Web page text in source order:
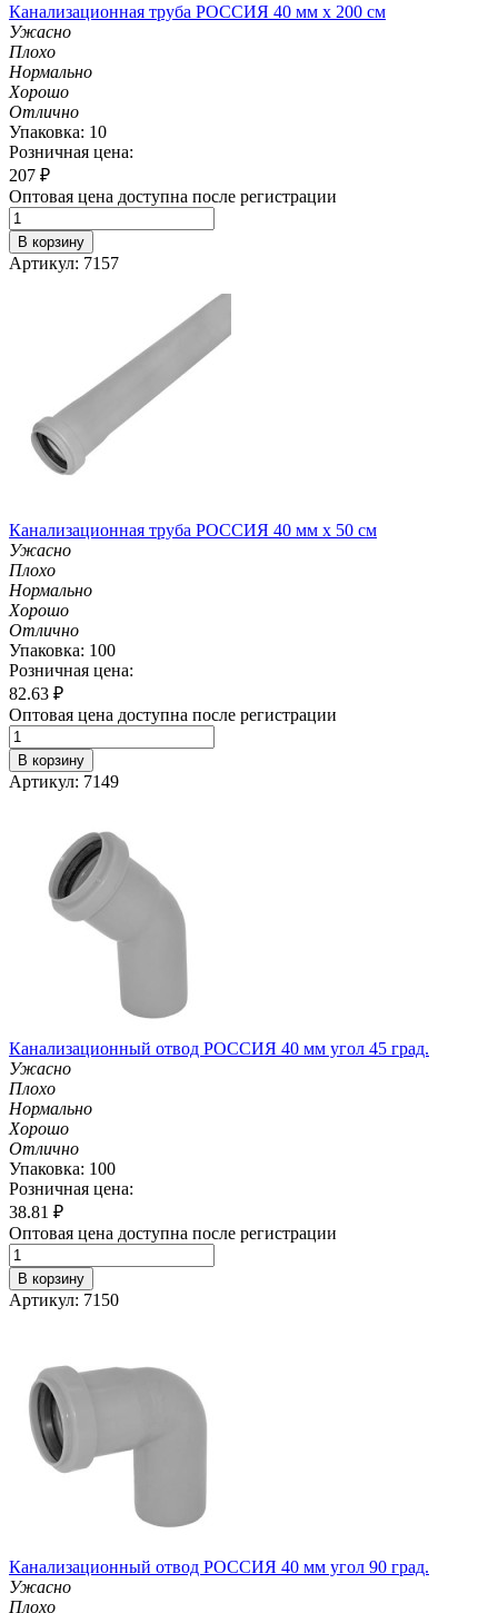
Канализационная труба РОССИЯ 40 мм х 200 см
Ужасно
Плохо
Нормально
Хорошо
Отлично
Упаковка: 10
Розничная цена:
207 ₽
Оптовая цена доступна после регистрации
В корзину
Артикул: 7157
Канализационная труба РОССИЯ 40 мм х 50 см
Ужасно
Плохо
Нормально
Хорошо
Отлично
Упаковка: 100
Розничная цена:
82.63 ₽
Оптовая цена доступна после регистрации
В корзину
Артикул: 7149
Канализационный отвод РОССИЯ 40 мм угол 45 град.
Ужасно
Плохо
Нормально
Хорошо
Отлично
Упаковка: 100
Розничная цена:
38.81 ₽
Оптовая цена доступна после регистрации
В корзину
Артикул: 7150
Канализационный отвод РОССИЯ 40 мм угол 90 град.
Ужасно
Плохо